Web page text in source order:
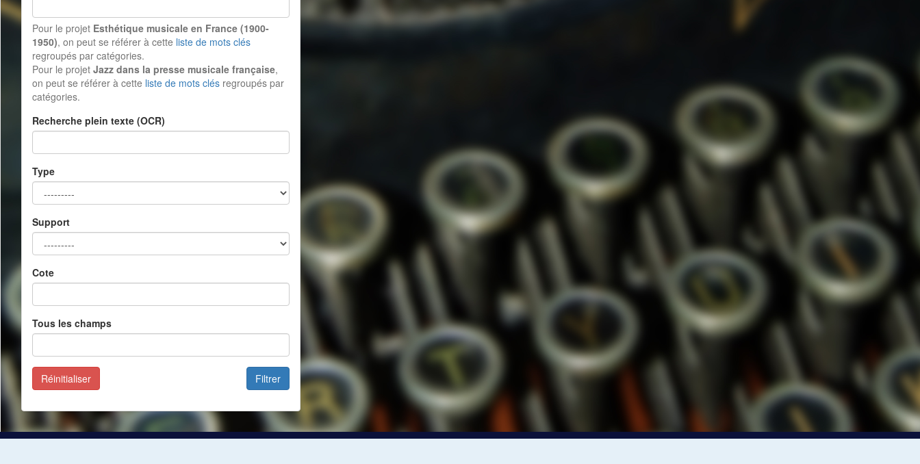
Pour le projet Esthétique musicale en France (1900-
1950), on peut se référer à cette liste de mots clés
regroupés par catégories.
Pour le projet Jazz dans la presse musicale française,
on peut se référer à cette liste de mots clés regroupés par
catégories.
Recherche plein texte (OCR)
Type
Support
Cote
Tous les champs
Filtrer
Réinitialiser